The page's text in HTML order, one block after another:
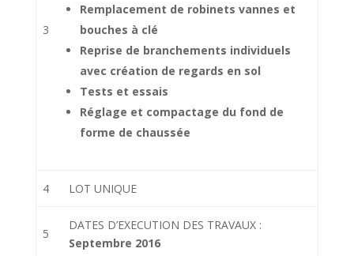
3
Remplacement de robinets vannes et
bouches à clé
Reprise de branchements individuels
avec création de regards en sol
Tests et essais
Réglage et compactage du fond de
forme de chaussée
4 LOT UNIQUE
5
DATES D’EXECUTION DES TRAVAUX :
Septembre 2016